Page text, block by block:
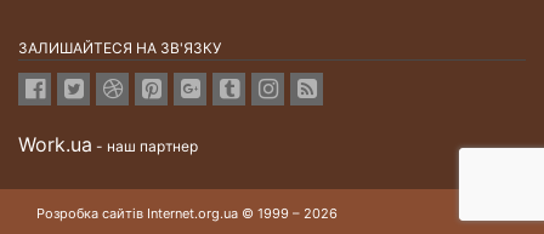
ЗАЛИШАЙТЕСЯ НА ЗВ'ЯЗКУ
Work.ua - наш партнер
Розробка сайтів Internet.org.ua © 1999 – 2026